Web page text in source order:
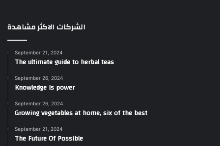
الشركات الاكثر مشاهدة
September 21, 2024
The ultimate guide to herbal teas
September 26, 2024
Knowledge is power
September 26, 2024
Growing vegetables at home, six of the best
September 21, 2024
The Future Of Possible